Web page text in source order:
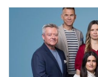
på hva som blir årets